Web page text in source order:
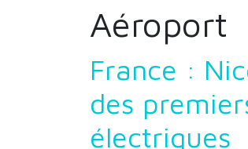
Aéroport
France :
des
électriques